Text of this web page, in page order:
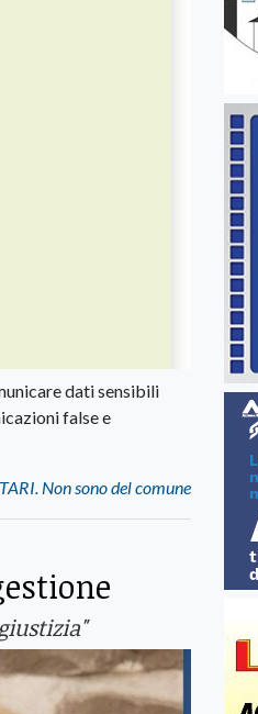
dati sensibili
false e
Non sono del comune